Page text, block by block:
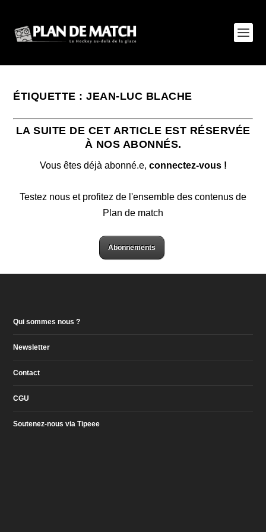
ÉTIQUETTE :JEAN-LUC BLACHE
LA SUITE DE CET ARTICLE EST RÉSERVÉE
À NOS ABONNÉS.
Vous êtes déjà abonné.e, connectez-vous !
Testez nous et profitez de l'ensemble des contenus de
Plan de match
Abonnements
Qui sommes nous ?
Newsletter
Contact
CGU
Soutenez-nous via Tipeee